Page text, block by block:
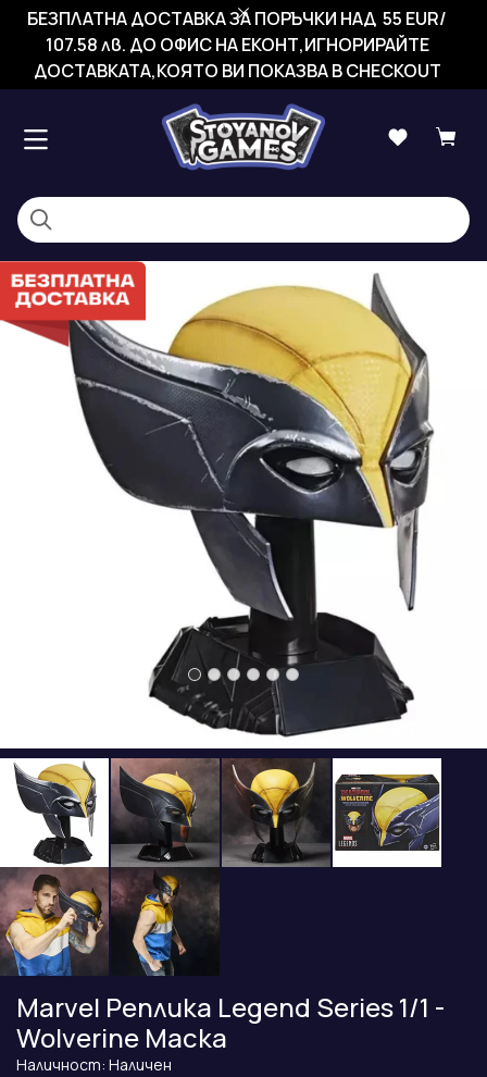
БЕЗПЛАТНА ДОСТАВКА ЗА ПОРЪЧКИ НАД 55 EUR/
107.58 лв. ДО ОФИС НА ЕКОНТ,ИГНОРИРАЙТЕ
ДОСТАВКАТА,КОЯТО ВИ ПОКАЗВА В CHECKOUT
Marvel Реплика Legend Series 1/1 -
Wolverine Маска
Наличност: Наличен